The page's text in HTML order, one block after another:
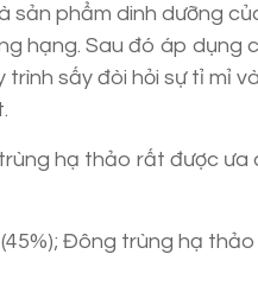
sản phẩm dinh dưỡng
hạng. Sau đó áp dụng
trình sấy đòi hỏi sự tỉ mỉ
hạ thảo rất được ưa
(45%); Đông trùng hạ